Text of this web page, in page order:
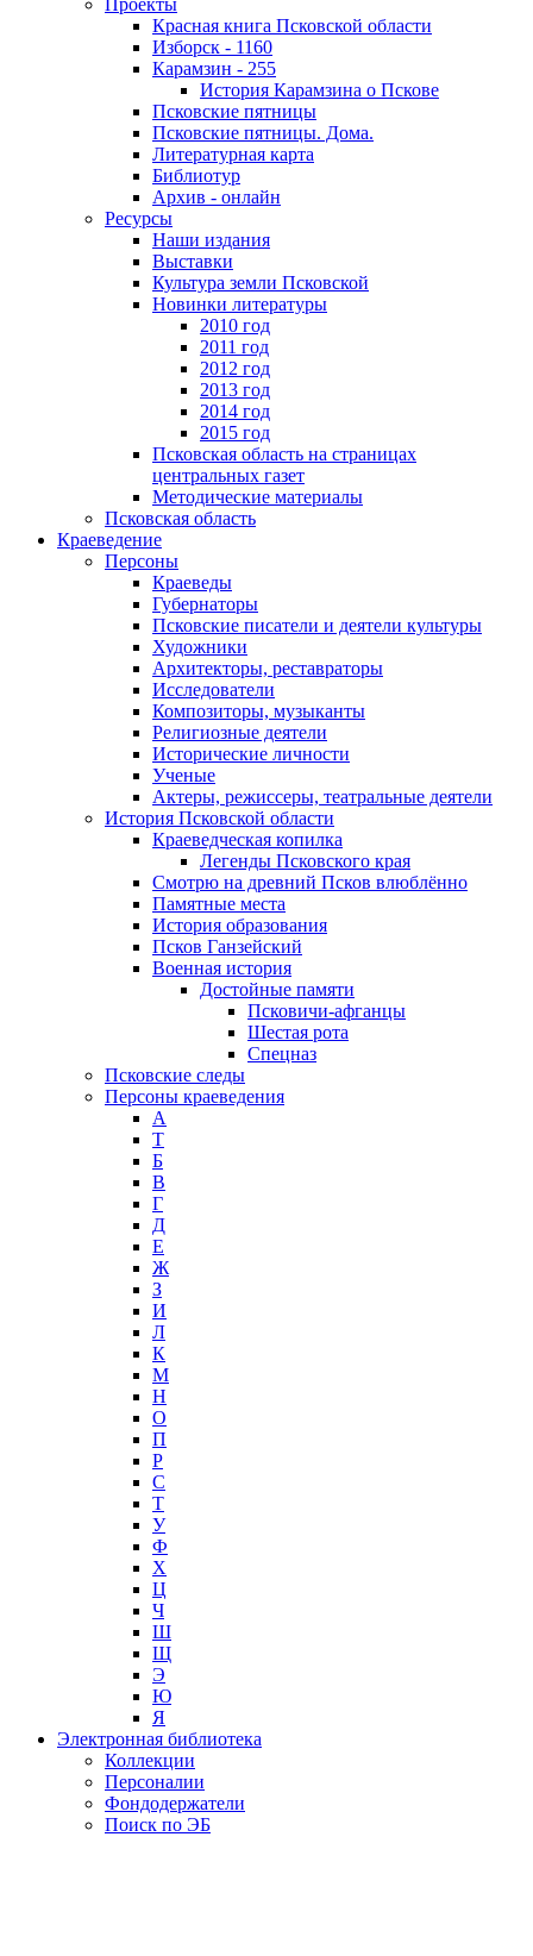
Красная книга Псковской области
Изборск - 1160
Карамзин - 255
История Карамзина о Пскове
Псковские пятницы
Псковские пятницы. Дома.
Литературная карта
Библиотур
Архив - онлайн
Ресурсы
Наши издания
Выставки
Культура земли Псковской
Новинки литературы
2010 год
2011 год
2012 год
2013 год
2014 год
2015 год
Псковская область на страницах
центральных газет
Методические материалы
Псковская область
Краеведение
Персоны
Краеведы
Губернаторы
Псковские писатели и деятели культуры
Художники
Архитекторы, реставраторы
Исследователи
Композиторы, музыканты
Религиозные деятели
Исторические личности
Ученые
Актеры, режиссеры, театральные деятели
История Псковской области
Краеведческая копилка
Легенды Псковского края
Смотрю на древний Псков влюблённо
Памятные места
История образования
Псков Ганзейский
Военная история
Достойные памяти
Псковичи-афганцы
Шестая рота
Спецназ
Псковские следы
Персоны краеведения
А
T
Б
В
Г
Д
Е
Ж
З
И
Л
К
М
Н
О
П
Р
С
Т
У
Ф
Х
Ц
Ч
Ш
Щ
Э
Ю
Я
Электронная библиотека
Коллекции
Персоналии
Фондодержатели
Поиск по ЭБ